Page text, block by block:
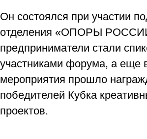
Он состоялся при участии
отделения «ОПОРЫ
предприниматели стали
участниками форума, а еще
мероприятия прошло
победителей Кубка
проектов.